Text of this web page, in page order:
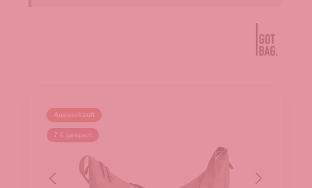
Ausverkauft
7 € gespart